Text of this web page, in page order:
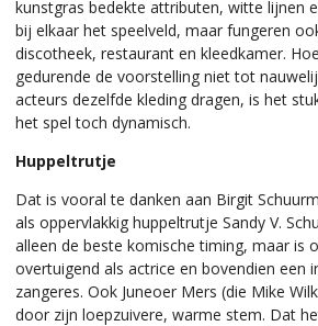
kunstgras bedekte attributen, witte lijnen
bij elkaar het speelveld, maar fungeren
discotheek, restaurant en kleedkamer.
gedurende de voorstelling niet tot
acteurs dezelfde kleding dragen, is het
het spel toch dynamisch.
Huppeltrutje
Dat is vooral te danken aan Birgit
als oppervlakkig huppeltrutje Sandy V.
alleen de beste komische timing, maar is
overtuigend als actrice en bovendien een
zangeres. Ook Juneoer Mers (die Mike
door zijn loepzuivere, warme stem. Dat